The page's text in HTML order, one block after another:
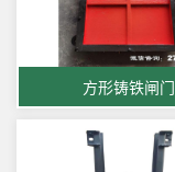
方形铸铁闸门